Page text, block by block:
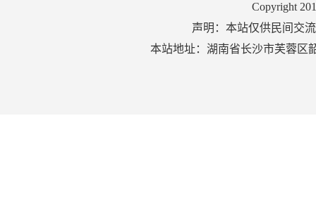
Copyright
声明：本站仅供民间交
本站地址：湖南省长沙市芙蓉区